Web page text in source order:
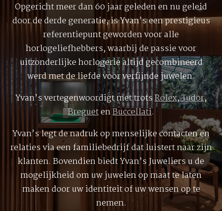
Opgericht meer dan 60 jaar geleden en nu geleid
door de derde generatie, is Yvan’s een prestigieus
referentiepunt geworden voor alle
horlogeliefhebbers, waarbij de passie voor
uitzonderlijke horlogerie altijd gecombineerd
werd met de liefde voor verfijnde juwelen.
Yvan’s vertegenwoordigt met trotsRolex,Tudor,
BreguetenBuccellati.
Yvan’s legt de nadruk op menselijke contacten en
relaties via een familiebedrijf dat luistert naar zijn
klanten. Bovendien biedt Yvan’s Juweliers u de
mogelijkheid om uw juwelen op maat te laten
maken door uw identiteit of uw wensen op te
nemen.